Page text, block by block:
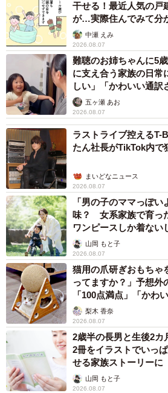
干せる！最近人気の
が…実際住んでみて分
中瀬 えみ
2026.08.07
難聴のお姉ちゃんに5
に支え合う家族の日常
しい」「かわいい通訳
五ヶ瀬 あお
2026.08.07
ラストライブ控える
たん社長がTikTok内で
まいどなニュース
2026.08.07
「男の子のママっぽ
味？ 女系家族で育っ
ワンピースしか着な
へんが…
山岡 もと子
2026.08.07
猫用の爪研ぎおもち
ってますか？」予想
「100点満点」「かわ
梨木 香奈
2026.08.07
2歳半の長男と生後2
2冊をイラストでいっ
せる家族ストーリーに
山岡 もと子
2026.08.07